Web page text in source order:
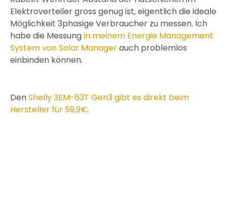
Elektroverteiler gross genug ist, eigentlich die ideale
Möglichkeit 3phasige Verbraucher zu messen. Ich
habe die Messungin meinem Energie Management
System von Solar Managerauch problemlos
einbinden können.
DenShelly 3EM-63T Gen3 gibt es direkt beim
Hersteller für 59,9€.